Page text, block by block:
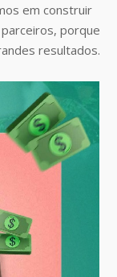
em construir
porque
resultados.